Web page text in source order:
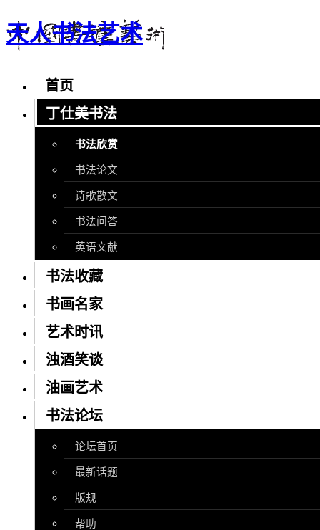
天人书法艺术
首页
丁仕美书法
书法欣赏
书法论文
诗歌散文
书法问答
英语文献
书法收藏
书画名家
艺术时讯
浊酒笑谈
油画艺术
书法论坛
论坛首页
最新话题
版规
帮助